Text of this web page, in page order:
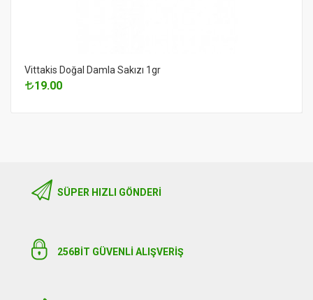
Vittakis Doğal Damla Sakızı 1gr
19.00
SÜPER HIZLI GÖNDERI
256BIT GÜVENLİ ALIŞVERİŞ